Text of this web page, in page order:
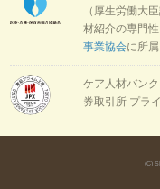
（厚生労働大
材紹介の専門
事業協会に所
ケア人材バン
券取引所 プラ
(C)